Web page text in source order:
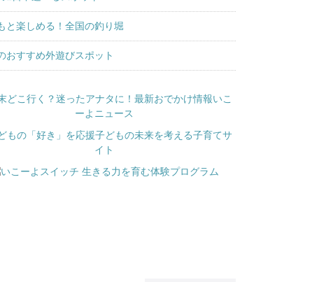
と楽しめる！全国の釣り堀
おすすめ外遊びスポット